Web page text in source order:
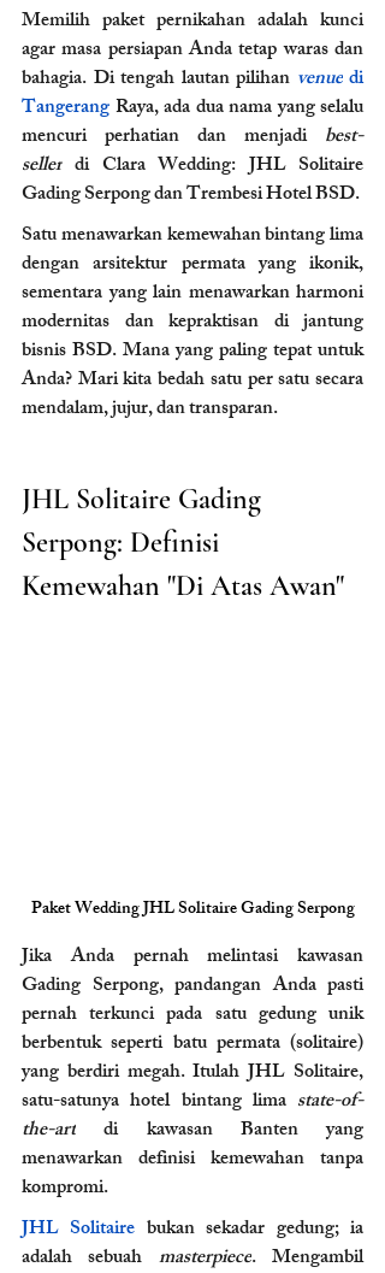
Memilih paket pernikahan adalah kunci
agar masa persiapan Anda tetap waras dan
bahagia. Di tengah lautan pilihan venue di
Tangerang Raya, ada dua nama yang selalu
mencuri perhatian dan menjadi best-
seller di Clara Wedding: JHL Solitaire
Gading Serpong dan Trembesi Hotel BSD.
Satu menawarkan kemewahan bintang lima
dengan arsitektur permata yang ikonik,
sementara yang lain menawarkan harmoni
modernitas dan kepraktisan di jantung
bisnis BSD. Mana yang paling tepat untuk
Anda? Mari kita bedah satu per satu secara
mendalam, jujur, dan transparan.
JHL Solitaire Gading
Serpong: Definisi
Kemewahan "Di Atas Awan"
Paket Wedding JHL Solitaire Gading Serpong
Jika Anda pernah melintasi kawasan
Gading Serpong, pandangan Anda pasti
pernah terkunci pada satu gedung unik
berbentuk seperti batu permata (solitaire)
yang berdiri megah. Itulah JHL Solitaire,
satu-satunya hotel bintang lima state-of-
the-art di kawasan Banten yang
menawarkan definisi kemewahan tanpa
kompromi.
JHL Solitaire bukan sekadar gedung; ia
adalah sebuah masterpiece. Mengambil